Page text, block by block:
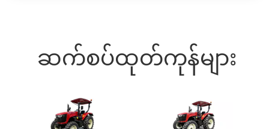
ဆက်စပ်ထုတ်ကုန်များ